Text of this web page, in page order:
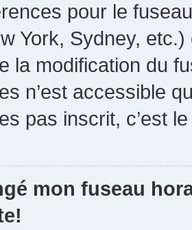
pour le
York, Sydney,
la modification du
n’est accessible
pas inscrit, c’est
mon fuseau